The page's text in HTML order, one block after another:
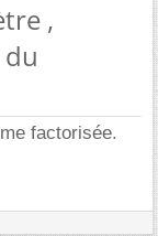
,
factorisée.